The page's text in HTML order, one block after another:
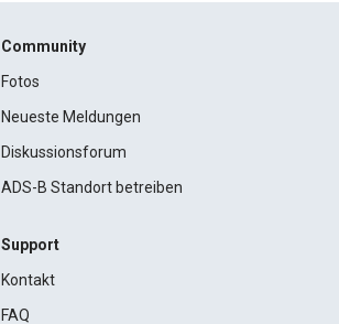
Community
Fotos
Neueste Meldungen
Diskussionsforum
ADS-B Standort betreiben
Support
Kontakt
FAQ